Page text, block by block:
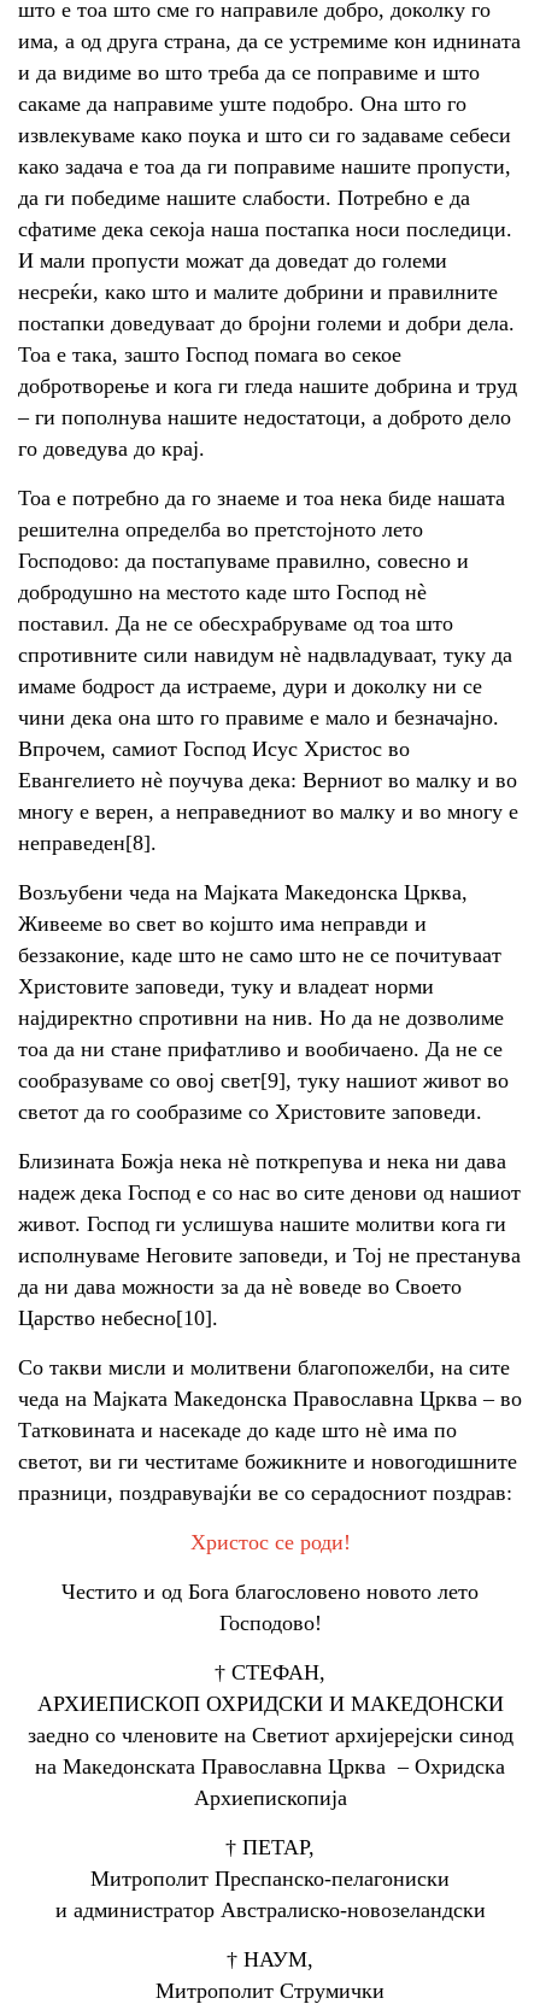
што е тоа што сме го направиле добро, доколку го
има, а од друга страна, да се устремиме кон иднината
и да видиме во што треба да се поправиме и што
сакаме да направиме уште подобро. Она што го
извлекуваме како поука и што си го задаваме себеси
како задача е тоа да ги поправиме нашите пропусти,
да ги победиме нашите слабости. Потребно е да
сфатиме дека секоја наша постапка носи последици.
И мали пропусти можат да доведат до големи
несреќи, како што и малите добрини и правилните
постапки доведуваат до бројни големи и добри дела.
Тоа е така, зашто Господ помага во секое
добротворење и кога ги гледа нашите добрина и труд
– ги пополнува нашите недостатоци, а доброто дело
го доведува до крај.
Тоа е потребно да го знаеме и тоа нека биде нашата
решителна определба во претстојното лето
Господово: да постапуваме правилно, совесно и
добродушно на местото каде што Господ нè
поставил. Да не се обесхрабруваме од тоа што
спротивните сили навидум нè надвладуваат, туку да
имаме бодрост да истраеме, дури и доколку ни се
чини дека она што го правиме е мало и безначајно.
Впрочем, самиот Господ Исус Христос во
Евангелието нè поучува дека: Верниот во малку и во
многу е верен, а неправедниот во малку и во многу е
неправеден[8].
Возљубени чеда на Мајката Македонска Црква,
Живееме во свет во којшто има неправди и
беззаконие, каде што не само што не се почитуваат
Христовите заповеди, туку и владеат норми
најдиректно спротивни на нив. Но да не дозволиме
тоа да ни стане прифатливо и вообичаено. Да не се
сообразуваме со овој свет[9], туку нашиот живот во
светот да го сообразиме со Христовите заповеди.
Близината Божја нека нѐ поткрепува и нека ни дава
надеж дека Господ е со нас во сите денови од нашиот
живот. Господ ги услишува нашите молитви кога ги
исполнуваме Неговите заповеди, и Тој не престанува
да ни дава можности за да нè воведе во Своето
Царство небесно[10].
Со такви мисли и молитвени благопожелби, на сите
чеда на Мајката Македонска Православна Црква – во
Татковината и насекаде до каде што нѐ има по
светот, ви ги честитаме божикните и новогодишните
празници, поздравувајќи ве со серадосниот поздрав:
Христос се роди!
Честито и од Бога благословено новото лето
Господово!
† СТЕФАН,
АРХИЕПИСКОП ОХРИДСКИ И МАКЕДОНСКИ
заедно со членовите на Светиот архијерејски синод
на Македонската Православна Црква – Охридска
Архиепископија
† ПЕТАР,
Митрополит Преспанско-пелагониски
и администратор Австралиско-новозеландски
† НАУМ,
Митрополит Струмички